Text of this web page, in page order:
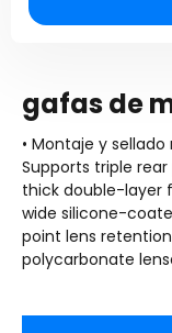
gafas de
• Montaje y
Supports triple
thick double-layer
wide silicone-
point lens
polycarbonate